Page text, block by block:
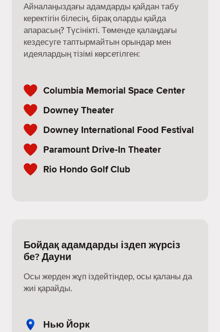
Айналаңыздағы адамдарды қайдан табу
керектігін білесің, бірақ оларды қайда
апарасың? Түсінікті. Төменде қалаңдағы
кездесуге таптырмайтын орындар мен
идеялардың тізімі көрсетілген:
Columbia Memorial Space Center
Downey Theater
Downey International Food Festival
Paramount Drive-In Theater
Rio Hondo Golf Club
Бойдақ адамдарды іздеп жүрсіз
бе? Дауни
Осы жерден жұп іздейтіндер, осы қаланы да
жиі қарайды.
Нью Йорк